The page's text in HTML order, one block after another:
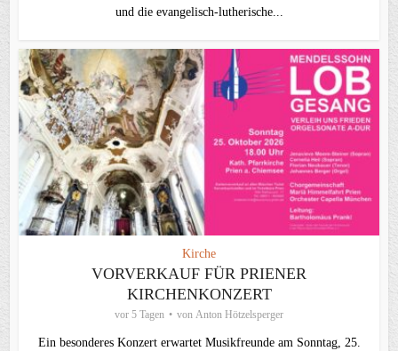
und die evangelisch‑lutherische...
Kirche
VORVERKAUF FÜR PRIENER
KIRCHENKONZERT
vor 5 Tagen von Anton Hötzelsperger
Ein besonderes Konzert erwartet Musikfreunde am Sonntag, 25.